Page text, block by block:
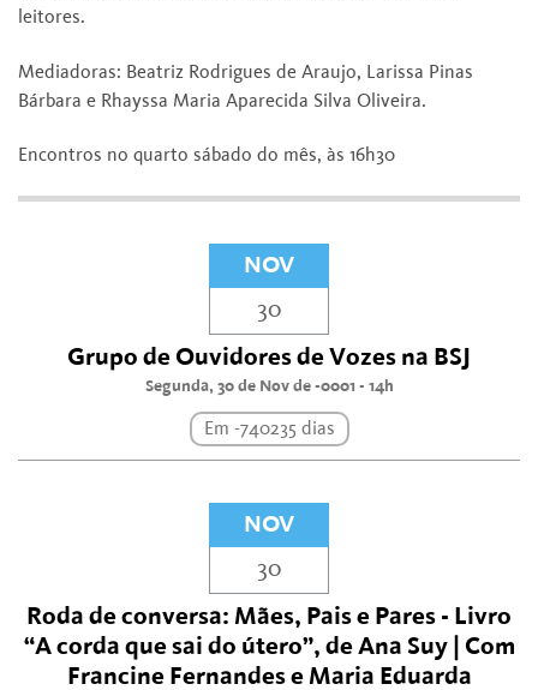
leitores.
Mediadoras: Beatriz Rodrigues de Araujo, Larissa Pinas
Bárbara e Rhayssa Maria Aparecida Silva Oliveira.
Encontros no quarto sábado do mês, às 16h30
NOV
30
Grupo de Ouvidores de Vozes na BSJ
Segunda, 30 de Nov de -0001 - 14h
Em -740235 dias
NOV
30
Roda de conversa: Mães, Pais e Pares - Livro
“A corda que sai do útero”, de Ana Suy | Com
Francine Fernandes e Maria Eduarda